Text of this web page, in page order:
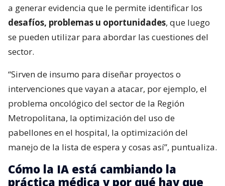
a generar evidencia que le permite identificar los
desafíos, problemas u oportunidades, que luego
se pueden utilizar para abordar las cuestiones del
sector.
“Sirven de insumo para diseñar proyectos o
intervenciones que vayan a atacar, por ejemplo, el
problema oncológico del sector de la Región
Metropolitana, la optimización del uso de
pabellones en el hospital, la optimización del
manejo de la lista de espera y cosas así”, puntualiza.
Cómo la IA está cambiando la
práctica médica y por qué hay que